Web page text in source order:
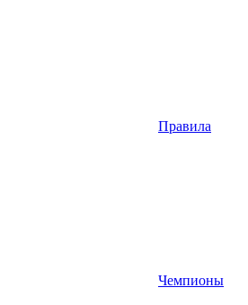
Правила
Чемпионы